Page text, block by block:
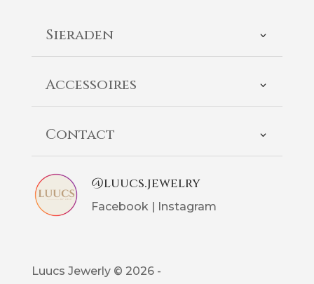
Sieraden
Accessoires
Contact
@luucs.jewelry
Facebook| Instagram
Luucs Jewerly © 2026 -